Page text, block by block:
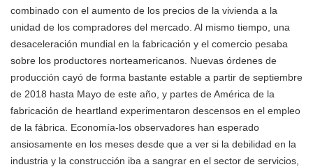
combinado con el aumento de los precios de la vivienda a la
unidad de los compradores del mercado. Al mismo tiempo, una
desaceleración mundial en la fabricación y el comercio pesaba
sobre los productores norteamericanos. Nuevas órdenes de
producción cayó de forma bastante estable a partir de septiembre
de 2018 hasta Mayo de este año, y partes de América de la
fabricación de heartland experimentaron descensos en el empleo
de la fábrica. Economía-los observadores han esperado
ansiosamente en los meses desde que a ver si la debilidad en la
industria y la construcción iba a sangrar en el sector de servicios,